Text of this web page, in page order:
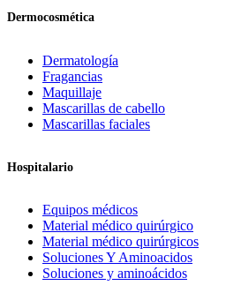
Dermocosmética
Dermatología
Fragancias
Maquillaje
Mascarillas de cabello
Mascarillas faciales
Hospitalario
Equipos médicos
Material médico quirúrgico
Material médico quirúrgicos
Soluciones Y Aminoacidos
Soluciones y aminoácidos